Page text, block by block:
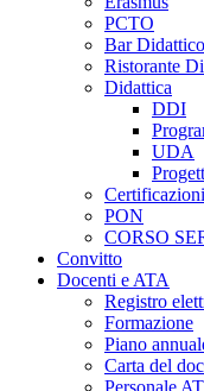
PCTO
Bar Didattico
Ristorante
Didattica
DDI
UDA
PON
CORSO
Convitto
Docenti e ATA
Registro
Formazione
Piano
Carta del
Personale